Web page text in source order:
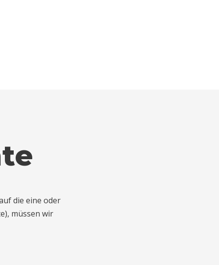
die eine oder
müssen wir